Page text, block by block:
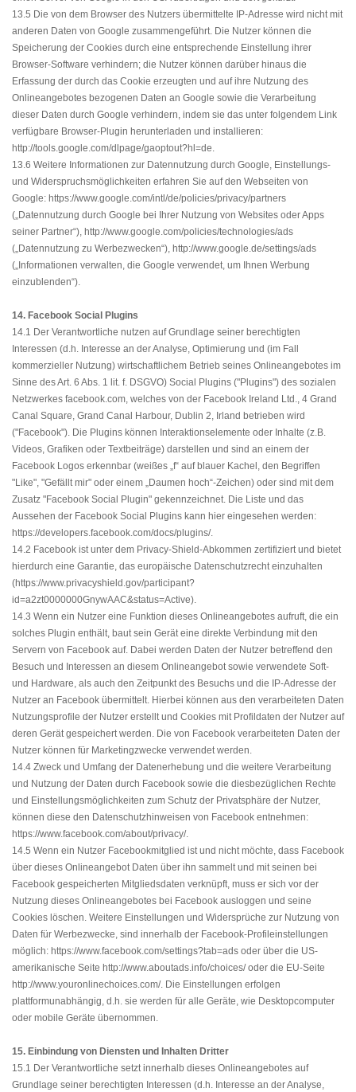
13.5 Die von dem Browser des Nutzers übermittelte IP-Adresse wird nicht mit
anderen Daten von Google zusammengeführt. Die Nutzer können die
Speicherung der Cookies durch eine entsprechende Einstellung ihrer
Browser-Software verhindern; die Nutzer können darüber hinaus die
Erfassung der durch das Cookie erzeugten und auf ihre Nutzung des
Onlineangebotes bezogenen Daten an Google sowie die Verarbeitung
dieser Daten durch Google verhindern, indem sie das unter folgendem Link
verfügbare Browser-Plugin herunterladen und installieren:
http://tools.google.com/dlpage/gaoptout?hl=de.
13.6 Weitere Informationen zur Datennutzung durch Google, Einstellungs-
und Widerspruchsmöglichkeiten erfahren Sie auf den Webseiten von
Google: https://www.google.com/intl/de/policies/privacy/partners
(„Datennutzung durch Google bei Ihrer Nutzung von Websites oder Apps
seiner Partner“), http://www.google.com/policies/technologies/ads
(„Datennutzung zu Werbezwecken“), http://www.google.de/settings/ads
(„Informationen verwalten, die Google verwendet, um Ihnen Werbung
einzublenden“).
14. Facebook Social Plugins
14.1 Der Verantwortliche nutzen auf Grundlage seiner berechtigten
Interessen (d.h. Interesse an der Analyse, Optimierung und (im Fall
kommerzieller Nutzung) wirtschaftlichem Betrieb seines Onlineangebotes im
Sinne des Art. 6 Abs. 1 lit. f. DSGVO) Social Plugins ("Plugins") des sozialen
Netzwerkes facebook.com, welches von der Facebook Ireland Ltd., 4 Grand
Canal Square, Grand Canal Harbour, Dublin 2, Irland betrieben wird
("Facebook"). Die Plugins können Interaktionselemente oder Inhalte (z.B.
Videos, Grafiken oder Textbeiträge) darstellen und sind an einem der
Facebook Logos erkennbar (weißes „f“ auf blauer Kachel, den Begriffen
"Like", "Gefällt mir" oder einem „Daumen hoch“-Zeichen) oder sind mit dem
Zusatz "Facebook Social Plugin" gekennzeichnet. Die Liste und das
Aussehen der Facebook Social Plugins kann hier eingesehen werden:
https://developers.facebook.com/docs/plugins/.
14.2 Facebook ist unter dem Privacy-Shield-Abkommen zertifiziert und bietet
hierdurch eine Garantie, das europäische Datenschutzrecht einzuhalten
(https://www.privacyshield.gov/participant?
id=a2zt0000000GnywAAC&status=Active).
14.3 Wenn ein Nutzer eine Funktion dieses Onlineangebotes aufruft, die ein
solches Plugin enthält, baut sein Gerät eine direkte Verbindung mit den
Servern von Facebook auf. Dabei werden Daten der Nutzer betreffend den
Besuch und Interessen an diesem Onlineangebot sowie verwendete Soft-
und Hardware, als auch den Zeitpunkt des Besuchs und die IP-Adresse der
Nutzer an Facebook übermittelt. Hierbei können aus den verarbeiteten Daten
Nutzungsprofile der Nutzer erstellt und Cookies mit Profildaten der Nutzer auf
deren Gerät gespeichert werden. Die von Facebook verarbeiteten Daten der
Nutzer können für Marketingzwecke verwendet werden.
14.4 Zweck und Umfang der Datenerhebung und die weitere Verarbeitung
und Nutzung der Daten durch Facebook sowie die diesbezüglichen Rechte
und Einstellungsmöglichkeiten zum Schutz der Privatsphäre der Nutzer,
können diese den Datenschutzhinweisen von Facebook entnehmen:
https://www.facebook.com/about/privacy/.
14.5 Wenn ein Nutzer Facebookmitglied ist und nicht möchte, dass Facebook
über dieses Onlineangebot Daten über ihn sammelt und mit seinen bei
Facebook gespeicherten Mitgliedsdaten verknüpft, muss er sich vor der
Nutzung dieses Onlineangebotes bei Facebook ausloggen und seine
Cookies löschen. Weitere Einstellungen und Widersprüche zur Nutzung von
Daten für Werbezwecke, sind innerhalb der Facebook-Profileinstellungen
möglich: https://www.facebook.com/settings?tab=ads oder über die US-
amerikanische Seite http://www.aboutads.info/choices/oder die EU-Seite
http://www.youronlinechoices.com/. Die Einstellungen erfolgen
plattformunabhängig, d.h. sie werden für alle Geräte, wie Desktopcomputer
oder mobile Geräte übernommen.
15. Einbindung von Diensten und Inhalten Dritter
15.1 Der Verantwortliche setzt innerhalb dieses Onlineangebotes auf
Grundlage seiner berechtigten Interessen (d.h. Interesse an der Analyse,